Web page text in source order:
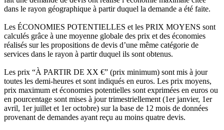
dans le rayon géographique à partir duquel la demande a été faite.
Les ÉCONOMIES POTENTIELLES et les PRIX MOYENS sont
calculés grâce à une moyenne globale des prix et des économies
réalisés sur les propositions de devis d’une même catégorie de
services dans le rayon à partir duquel ils sont obtenus.
Les prix “À PARTIR DE XX €” (prix minimum) sont mis à jour
toutes les demi-heures et sont indiqués en euros. Les prix moyens,
prix maximum et économies potentielles sont exprimées en euros ou
en pourcentage sont mises à jour trimestriellement (1er janvier, 1er
avril, 1er juillet et 1er octobre) sur la base de 12 mois de données
provenant de demandes ayant reçu au moins quatre devis.